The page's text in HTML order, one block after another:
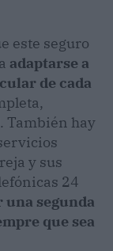
este seguro
adaptarse a
de cada
También hay
y sus
24
segunda
que sea